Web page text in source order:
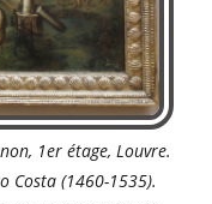
1er étage, Louvre.
Costa (1460-1535).